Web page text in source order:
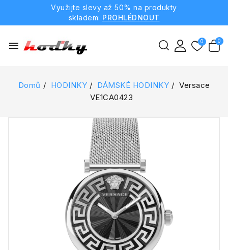
Využijte slevy až 50% na produkty
skladem: PROHLÉDNOUT
menu
Domů HODINKY DÁMSKÉ HODINKY
Versace
VE1CA0423